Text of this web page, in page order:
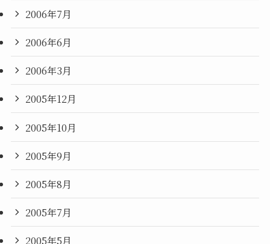
2006年7月
2006年6月
2006年3月
2005年12月
2005年10月
2005年9月
2005年8月
2005年7月
2005年5月